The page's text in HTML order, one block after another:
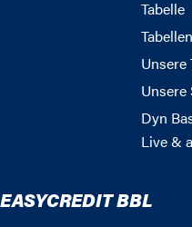
Tabelle
Unsere
Unsere
Dyn
Live &
EASYCREDIT BBL